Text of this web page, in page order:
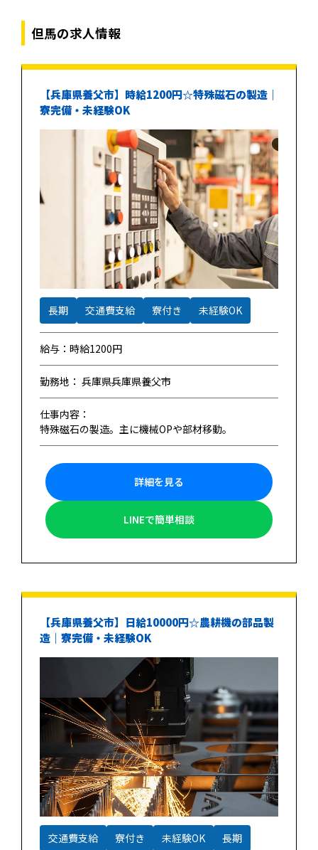
但馬の求人情報
【兵庫県養父市】時給1200円☆特殊磁石の製造｜
寮完備・未経験OK
長期 交通費支給 寮付き 未経験OK
給与：時給1200円
勤務地： 兵庫県兵庫県養父市
仕事内容：
特殊磁石の製造。主に機械OPや部材移動。
詳細を見る
LINEで簡単相談
【兵庫県養父市】日給10000円☆農耕機の部品製
造｜寮完備・未経験OK
交通費支給 寮付き 未経験OK 長期